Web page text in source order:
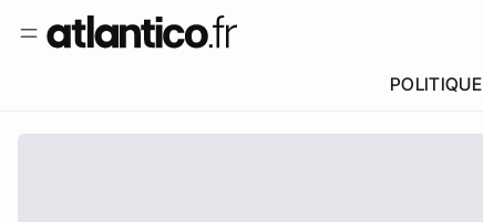
POLITIQUE